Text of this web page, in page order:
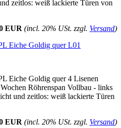
zeitlos: weiß lackierte Türen von
EUR (incl. 20% USt. zzgl. Versand)
Eiche Goldig quer L01
Eiche Goldig quer 4 Lisenen
Röhrenspan Vollbau - links
und zeitlos: weiß lackierte Türen
EUR (incl. 20% USt. zzgl. Versand)